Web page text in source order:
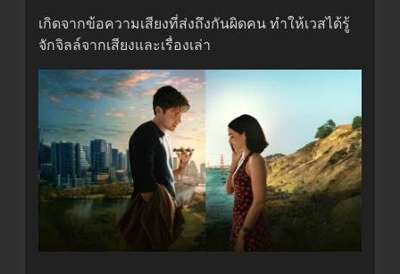
เกิดจากข้อความเสียงที่ส่งถึงกันผิดคน ทำให้เวสได้รู้
จักจิลล์จากเสียงและเรื่องเล่า